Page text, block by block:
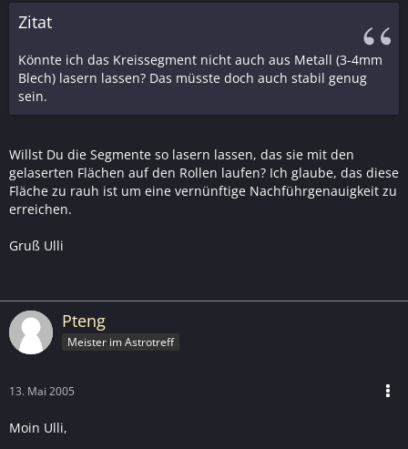
Zitat
Könnte ich das Kreissegment nicht auch aus Metall (3-4mm
Blech) lasern lassen? Das müsste doch auch stabil genug
sein.
Willst Du die Segmente so lasern lassen, das sie mit den
gelaserten Flächen auf den Rollen laufen? Ich glaube, das diese
Fläche zu rauh ist um eine vernünftige Nachführgenauigkeit zu
erreichen.
Gruß Ulli
Pteng
Meister im Astrotreff
13. Mai 2005
Moin Ulli,